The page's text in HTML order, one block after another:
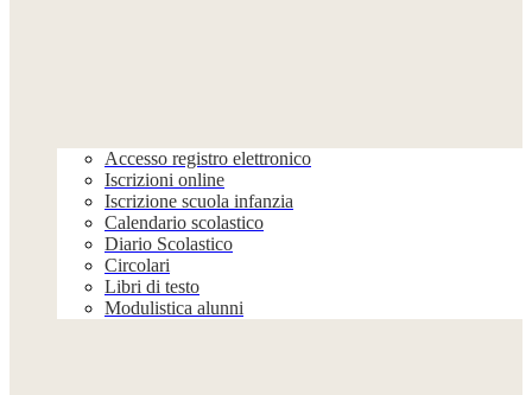
Accesso registro elettronico
Iscrizioni online
Iscrizione scuola infanzia
Calendario scolastico
Diario Scolastico
Circolari
Libri di testo
Modulistica alunni